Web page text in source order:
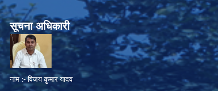
सूचना अधिकारी
नाम :- विजय कुमार यादव